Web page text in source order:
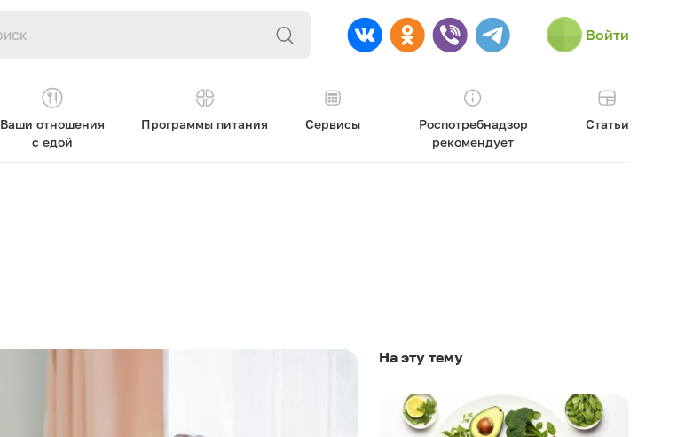
Войти
Ваши отношения
с едой
Программы питания Сервисы
Роспотребнадзор
рекомендует
Статьи
На эту тему